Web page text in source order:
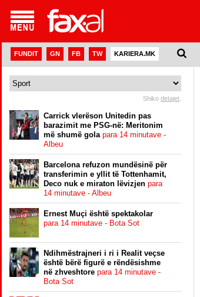
FUNDIT GN FB TW KARIERA.MK
Shiko detajet
Carrick vlerëson Unitedin pas
barazimit me PSG-në: Meritonim
më shumë gola para 14 minutave -
Albeu
Barcelona refuzon mundësinë për
transferimin e yllit të Tottenhamit,
Deco nuk e miraton lëvizjen para
14 minutave - Albeu
Ernest Muçi është spektakolar
para 14 minutave - Bota Sot
Ndihmëstrajneri i ri i Realit veçse
është bërë figurë e rëndësishme
në zhveshtore para 14 minutave -
Bota Sot